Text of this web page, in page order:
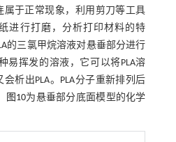
属于正常现象，利用剪刀等工具
进行打磨，分析打印材料的特
的三氯甲烷溶液对悬垂部分进行
易挥发的溶液，它可以将PLA溶
析出PLA。PLA分子重新排列后
图10为悬垂部分底面模型的化学